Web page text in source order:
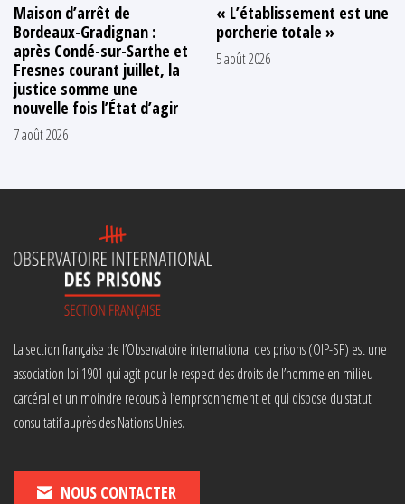
Maison d’arrêt de
Bordeaux-Gradignan :
après Condé-sur-Sarthe et
Fresnes courant juillet, la
justice somme une
nouvelle fois l’État d’agir
7 août 2026
« L’établissement est une
porcherie totale »
5 août 2026
La section française de l’Observatoire international des prisons (OIP-SF) est une
association loi 1901 qui agit pour le respect des droits de l’homme en milieu
carcéral et un moindre recours à l’emprisonnement et qui dispose du statut
consultatif auprès des Nations Unies.
NOUS CONTACTER